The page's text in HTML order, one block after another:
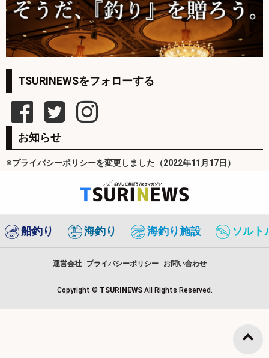
TSURINEWSをフォローする
お知らせ
※プライバシーポリシーを変更しました（2022年11月17日）
船釣り 海釣り 海釣り施設 ソルト
運営会社 プライバシーポリシー お問い合わせ
Copyright © TSURINEWS All Rights Reserved.